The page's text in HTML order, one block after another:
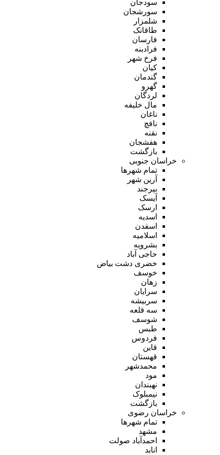
سودجان
سورشجان
شلمزار
طاقانک
فارسان
فرادبنه
فرخ شهر
کیان
گندمان
گهرو
لردگان
مال خلیفه
ناغان
نافچ
نقنه
هفشجان
بازگشت
خراسان جنوبی
تمام شهر‌ها
آرین شهر
بیرجند
آیسک
ارسک
اسدیه
اسفدن
اسلامیه
بشرویه
حاجی آباد
خضری دشت بیاض
خوسف
زهان
سرایان
سربیشه
سه قلعه
شوسف
طبس
فردوس
قاین
قهستان
محمدشهر
مود
نهبندان
نیمبلوک
بازگشت
خراسان رضوی
تمام شهر‌ها
مشهد
احمدآباد صولت
انابد